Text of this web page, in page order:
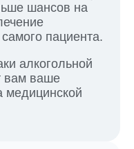
шансов на
пациента.
алкогольной
вам ваше
медицинской